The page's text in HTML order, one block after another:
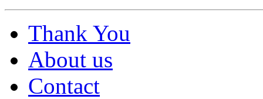
Thank You
About us
Contact